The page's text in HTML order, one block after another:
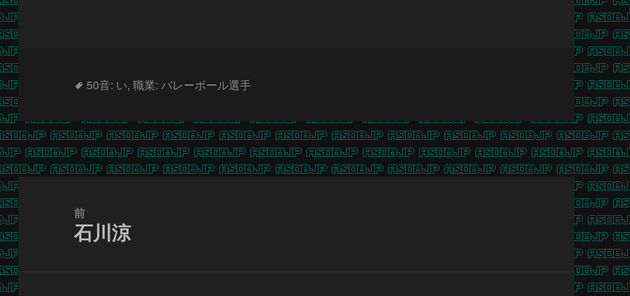
タ
50音: い,職業: バレーボール選手
投
稿
ナ
ビ
ゲ
前
前
石川涼